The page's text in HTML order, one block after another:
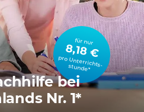
für nur
8,18 €
pro Unterrichts­stunde*
bei
Nr. 1*